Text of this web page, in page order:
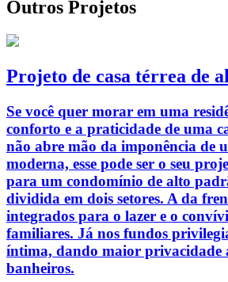
Outros Projetos
Projeto de casa térrea de
Se você quer morar em uma
conforto e a praticidade de uma
não abre mão da imponência de
moderna, esse pode ser o seu
para um condomínio de alto
dividida em dois setores. A da
integrados para o lazer e o
familiares. Já nos fundos
íntima, dando maior privacidade
banheiros.